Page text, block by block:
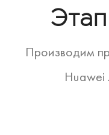
Производим